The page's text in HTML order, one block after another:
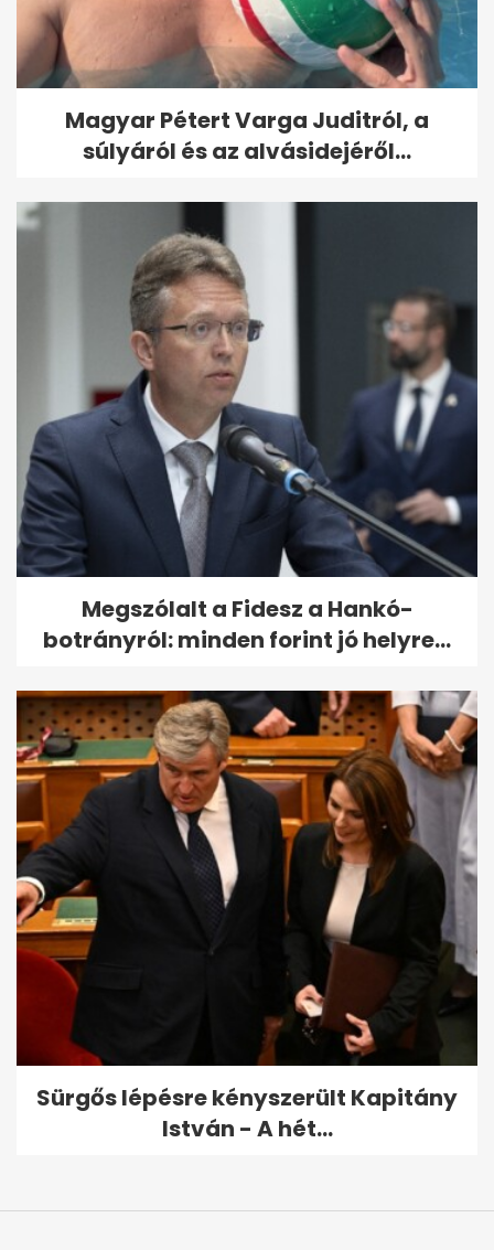
Magyar Pétert Varga Juditról, a
súlyáról és az alvásidejéről...
Megszólalt a Fidesz a Hankó-
botrányról: minden forint jó helyre...
Sürgős lépésre kényszerült Kapitány
István - A hét...